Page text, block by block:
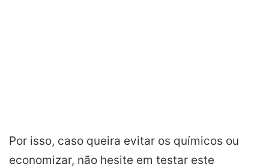
Por isso, caso queira evitar os químicos ou
economizar, não hesite em testar este